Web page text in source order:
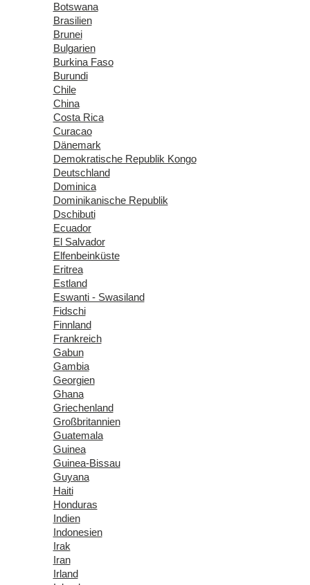
Botswana
Brasilien
Brunei
Bulgarien
Burkina Faso
Burundi
Chile
China
Costa Rica
Curacao
Dänemark
Demokratische Republik Kongo
Deutschland
Dominica
Dominikanische Republik
Dschibuti
Ecuador
El Salvador
Elfenbeinküste
Eritrea
Estland
Eswanti - Swasiland
Fidschi
Finnland
Frankreich
Gabun
Gambia
Georgien
Ghana
Griechenland
Großbritannien
Guatemala
Guinea
Guinea-Bissau
Guyana
Haiti
Honduras
Indien
Indonesien
Irak
Iran
Irland